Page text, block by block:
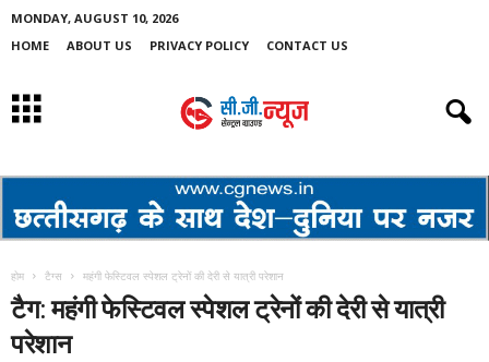
MONDAY, AUGUST 10, 2026
HOME
ABOUT US PRIVACY POLICY CONTACT US
होम टैग्स महंगी फेस्टिवल स्पेशल ट्रेनों की देरी से यात्री परेशान
टैग: महंगी फेस्टिवल स्पेशल ट्रेनों की देरी से यात्री
परेशान